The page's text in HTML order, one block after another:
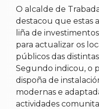
O alcalde de
destacou que estas
liña de
para actualizar os
públicos das
Segundo indicou, o
dispoña de
modernas e
actividades